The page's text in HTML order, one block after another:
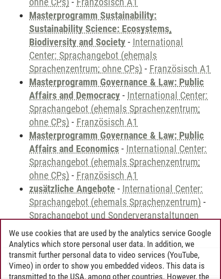
Masterprogramm Sustainability:
Sustainability Science: Ecosystems,
Biodiversity and Society - International
Center: Sprachangebot (ehemals
Sprachenzentrum; ohne CPs) - Französisch A1
Masterprogramm Governance & Law: Public
Affairs and Democracy - International Center:
Sprachangebot (ehemals Sprachenzentrum;
ohne CPs) - Französisch A1
Masterprogramm Governance & Law: Public
Affairs and Economics - International Center:
Sprachangebot (ehemals Sprachenzentrum;
ohne CPs) - Französisch A1
zusätzliche Angebote - International Center:
Sprachangebot (ehemals Sprachenzentrum) -
Sprachangebot und Sonderveranstaltungen
Andreea Tribel 30.06.2024
We use cookies that are used by the analytics service Google
Analytics which store personal user data. In addition, we
transmit further personal data to video services (YouTube,
Vimeo) in order to show you embedded videos. This data is
transmitted to the USA, among other countries. However, the